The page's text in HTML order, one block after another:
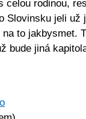
celou rodinou,
Slovinsku jeli už
to jakbysmet.
bude jiná